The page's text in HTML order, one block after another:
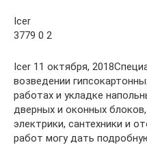
Icer
3779 0 2
Icer 11 октября,
возведении
работах и укладке
дверных и оконных
электрики, сантехники и
работ могу дать